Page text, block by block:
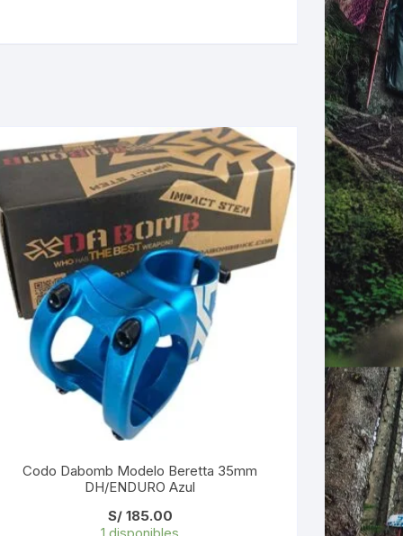
Codo Dabomb Modelo Beretta 35mm
DH/ENDURO Azul
S/185.00